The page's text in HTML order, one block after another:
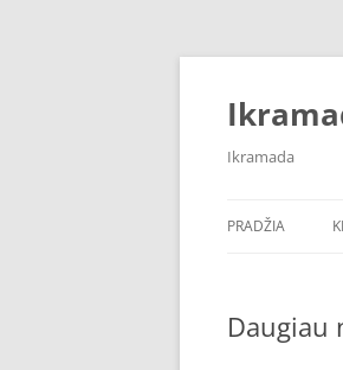
Pereiti
turinio
Ikramada
PRADŽIA
Daugiau